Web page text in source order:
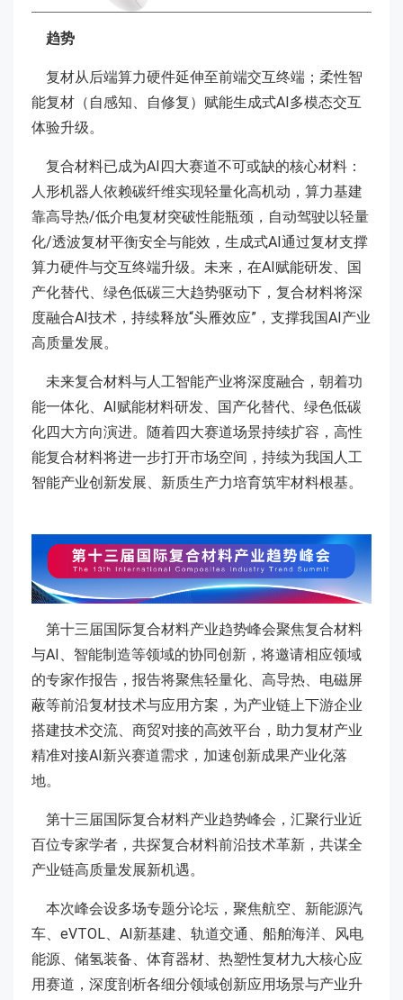
趋势
复材从后端算力硬件延伸至前端交互终端；柔性智
能复材（自感知、自修复）赋能生成式AI多模态交互
体验升级。
复合材料已成为AI四大赛道不可或缺的核心材料：
人形机器人依赖碳纤维实现轻量化高机动，算力基建
靠高导热/低介电复材突破性能瓶颈，自动驾驶以轻量
化/透波复材平衡安全与能效，生成式AI通过复材支撑
算力硬件与交互终端升级。未来，在AI赋能研发、国
产化替代、绿色低碳三大趋势驱动下，复合材料将深
度融合AI技术，持续释放“头雁效应”，支撑我国AI产业
高质量发展。
未来复合材料与人工智能产业将深度融合，朝着功
能一体化、AI赋能材料研发、国产化替代、绿色低碳
化四大方向演进。随着四大赛道场景持续扩容，高性
能复合材料将进一步打开市场空间，持续为我国人工
智能产业创新发展、新质生产力培育筑牢材料根基。
第十三届国际复合材料产业趋势峰会聚焦复合材料
与AI、智能制造等领域的协同创新，将邀请相应领域
的专家作报告，报告将聚焦轻量化、高导热、电磁屏
蔽等前沿复材技术与应用方案，为产业链上下游企业
搭建技术交流、商贸对接的高效平台，助力复材产业
精准对接AI新兴赛道需求，加速创新成果产业化落
地。
第十三届国际复合材料产业趋势峰会，汇聚行业近
百位专家学者，共探复合材料前沿技术革新，共谋全
产业链高质量发展新机遇。
本次峰会设多场专题分论坛，聚焦航空、新能源汽
车、eVTOL、AI新基建、轨道交通、船舶海洋、风电
能源、储氢装备、体育器材、热塑性复材九大核心应
用赛道，深度剖析各细分领域创新应用场景与产业升